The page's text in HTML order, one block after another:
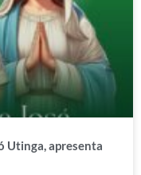
Utinga, apresenta